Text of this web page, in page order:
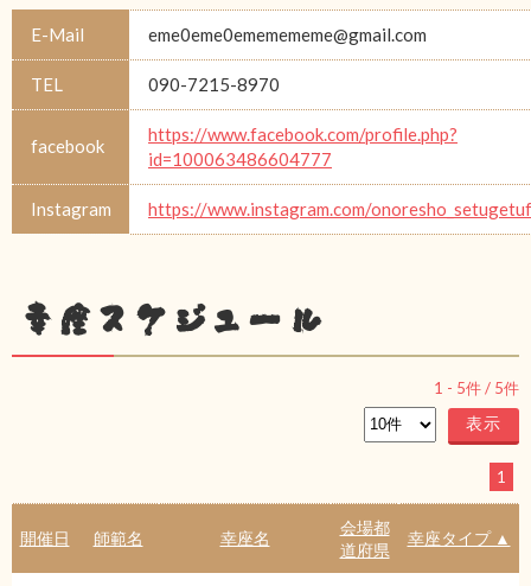
E-Mail eme0eme0ememememe@gmail.com
TEL 090-7215-8970
facebook
https://www.facebook.com/profile.php?
id=100063486604777
Instagram https://www.instagram.com/
幸座スケジュール
1 - 5件 / 5件
1
開催日 師範名 幸座名
会場都
道府県
幸座タイプ ▲